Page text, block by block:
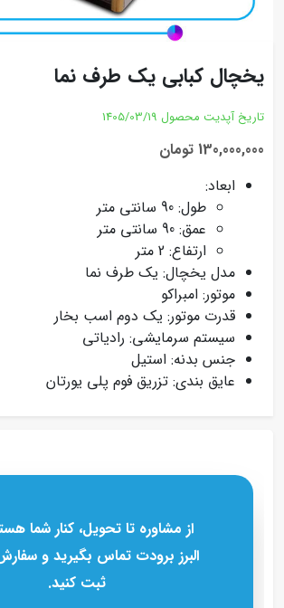
یخچال کبابی یک طرف نما
تاریخ آپدیت محصول 1405/03/19
130,000,000 تومان
ابعاد:
طول: 90 سانتی متر
عمق: 90 سانتی متر
ارتفاع: 2 متر
مدل یخچال: یک طرف نما
موتور: امبراکو
قدرت موتور: یک دوم اسب بخار
سیستم سرمایشی: رادیاتی
جنس بدنه: استیل
عایق بندی: تزریق فوم پلی یورتان
از مشاوره تا تحویل، کنار شما
البرز برودت تماس بگیرید و
ثبت کنید.